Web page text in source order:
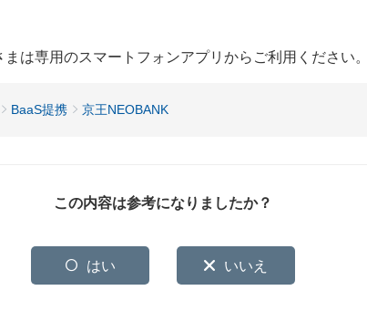
は専用のスマートフォンアプリからご利用ください
BaaS提携 京王NEOBANK
この内容は参考になりましたか？
はい いいえ